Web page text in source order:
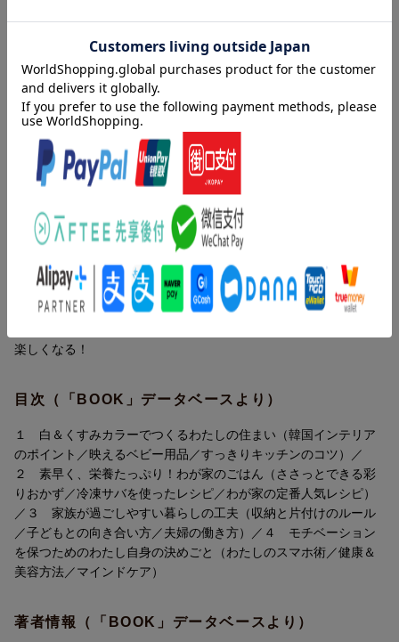
※メール送付の日程は後ろ倒しになる場合がございます。
■その他ご連絡
ーお客様都合によるキャンセルの場合は「特典対象外」
ーご注文後「対象商品」が欠品や発売延期・中止などで発送でき
ない場合は「特典対象外」
ーメンテナンスなどで、ご注文いただけない場合がございます
が、特典対象期間を延長することはございません。何とぞご了承
ー当企画を予告なく中止させていただく場合がございます。
ぶ」時間を減らして時間を作ることでした。
・家具は韓国インテリアに統一
・食器は毎日同じものを使う
・家のアイテムはホワイト、くすみカラー、木製品でまとめる
・収納はシンプルかつ普遍的な無印良品を使う
・食材は週に1回、16,000円分をまとめ買い
など選択の幅を狭めることで無駄な時間をカットしたらその分、
家族や仕事など自分の好きなものにしっかり向き合うことができ
るように。
インテリアから収納テクニック、時短レシピなど家族と笑顔でく
らすための、hichon流「働き方」と「暮らし方」のコツを公開し
ます。
内容紹介（「BOOK」データベースより）
子ども４人。だけどすっきりセンスよく。部屋づくり、収納、時
短レシピ、育児、夫婦の働き方、マインドケア。モノ選びのプロ
楽しくなる！
目次（「BOOK」データベースより）
１ 白＆くすみカラーでつくるわたしの住まい（韓国インテリア
のポイント／映えるベビー用品／すっきりキッチンのコツ）／
２ 素早く、栄養たっぷり！わが家のごはん（ささっとできる彩
りおかず／冷凍サバを使ったレシピ／わが家の定番人気レシピ）
／３ 家族が過ごしやすい暮らしの工夫（収納と片付けのルール
／子どもとの向き合い方／夫婦の働き方）／４ モチベーション
を保つためのわたし自身の決めごと（わたしのスマホ術／健康＆
美容方法／マインドケア）
著者情報（「BOOK」データベースより）